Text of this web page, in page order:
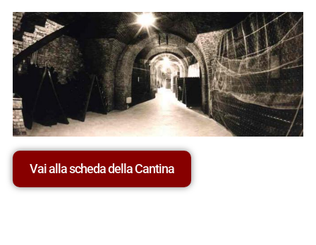
Vai alla scheda della Cantina